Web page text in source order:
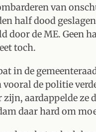
van
half dood
door de ME. Geen
toch.
in de
de politie
aardappelde ze
daar hard om